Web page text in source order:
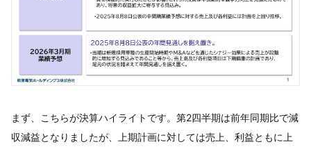
まず、こちらが決算ハイライトです。第2四半期は前年同期比で減
収減益となりましたが、上期計画に対しては売上、利益ともに上